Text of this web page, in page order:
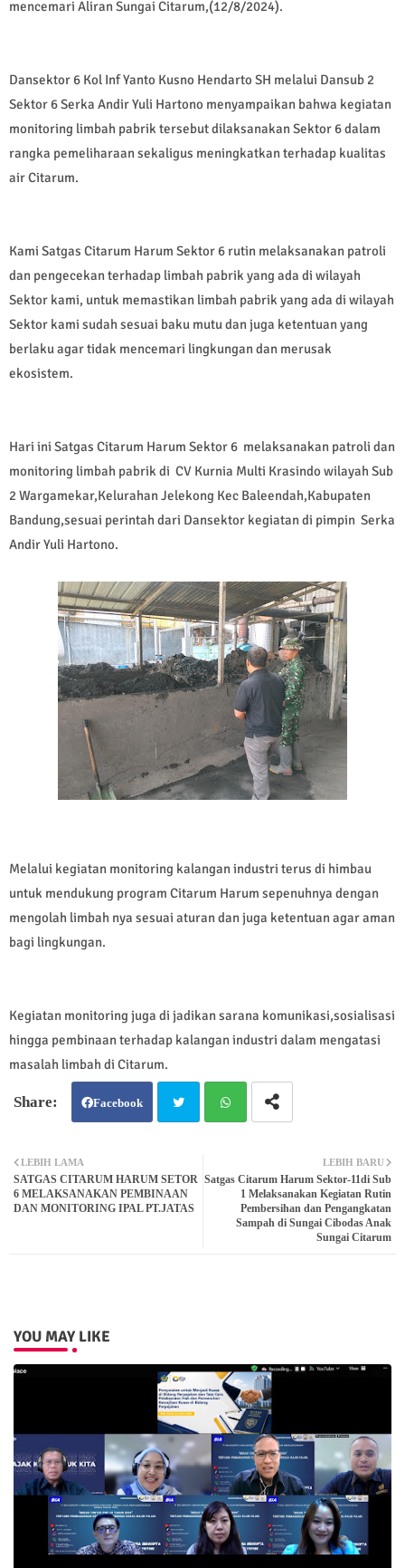
mencemari Aliran Sungai Citarum,(12/8/2024).
Dansektor 6 Kol Inf Yanto Kusno Hendarto SH melalui Dansub 2
Sektor 6 Serka Andir Yuli Hartono menyampaikan bahwa kegiatan
monitoring limbah pabrik tersebut dilaksanakan Sektor 6 dalam
rangka pemeliharaan sekaligus meningkatkan terhadap kualitas
air Citarum.
Kami Satgas Citarum Harum Sektor 6 rutin melaksanakan patroli
dan pengecekan terhadap limbah pabrik yang ada di wilayah
Sektor kami, untuk memastikan limbah pabrik yang ada di wilayah
Sektor kami sudah sesuai baku mutu dan juga ketentuan yang
berlaku agar tidak mencemari lingkungan dan merusak
ekosistem.
Hari ini Satgas Citarum Harum Sektor 6 melaksanakan patroli dan
monitoring limbah pabrik di CV Kurnia Multi Krasindo wilayah Sub
2 Wargamekar,Kelurahan Jelekong Kec Baleendah,Kabupaten
Bandung,sesuai perintah dari Dansektor kegiatan di pimpin Serka
Andir Yuli Hartono.
Melalui kegiatan monitoring kalangan industri terus di himbau
untuk mendukung program Citarum Harum sepenuhnya dengan
mengolah limbah nya sesuai aturan dan juga ketentuan agar aman
bagi lingkungan.
Kegiatan monitoring juga di jadikan sarana komunikasi,sosialisasi
hingga pembinaan terhadap kalangan industri dalam mengatasi
masalah limbah di Citarum.
Facebook
ter atsa
LEBIH BARU
Satgas Citarum Harum Sektor-11di Sub
1 Melaksanakan Kegiatan Rutin
Pembersihan dan Pengangkatan
Sampah di Sungai Cibodas Anak
Sungai Citarum
LEBIH LAMA
SATGAS CITARUM HARUM SETOR
6 MELAKSANAKAN PEMBINAAN
DAN MONITORING IPAL PT.JATAS
YOU MAY LIKE